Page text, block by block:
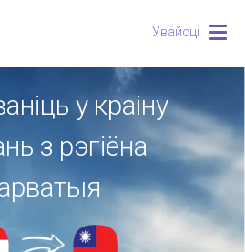
Увайсці
у краіну
з рэгіёна